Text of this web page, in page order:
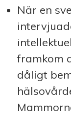
När en
framkom
dåligt